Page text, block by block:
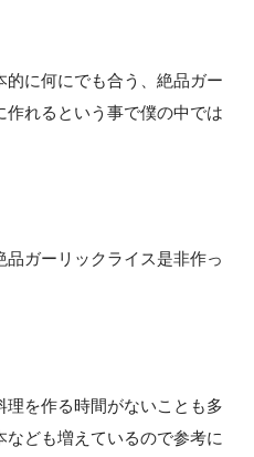
的に何にでも合う、絶品ガー
作れるという事で僕の中では
ガーリックライス是非作っ
理を作る時間がないことも多
ども増えているので参考に